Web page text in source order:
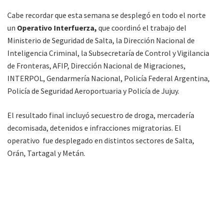
Cabe recordar que esta semana se desplegó en todo el norte
un Operativo Interfuerza, que coordinó el trabajo del
Ministerio de Seguridad de Salta, la Dirección Nacional de
Inteligencia Criminal, la Subsecretaría de Control y Vigilancia
de Fronteras, AFIP, Dirección Nacional de Migraciones,
INTERPOL, Gendarmería Nacional, Policía Federal Argentina,
Policía de Seguridad Aeroportuaria y Policía de Jujuy.
El resultado final incluyó secuestro de droga, mercadería
decomisada, detenidos e infracciones migratorias. El
operativo fue desplegado en distintos sectores de Salta,
Orán, Tartagal y Metán.